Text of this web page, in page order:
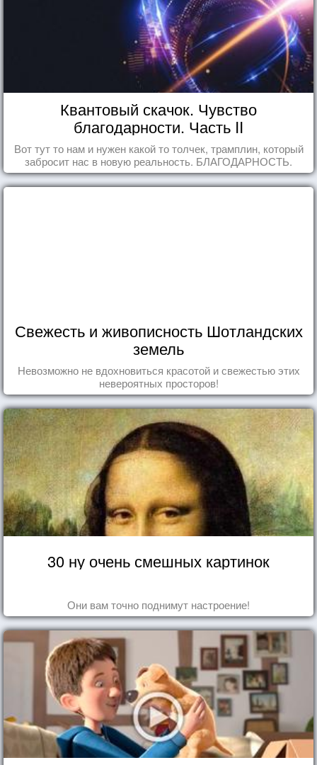
Квантовый скачок. Чувство
благодарности. Часть II
Вот тут то нам и нужен какой то толчек, трамплин, который
забросит нас в новую реальность. БЛАГОДАРНОСТЬ.
Свежесть и живописность Шотландских
земель
Невозможно не вдохновиться красотой и свежестью этих
невероятных просторов!
30 ну очень смешных картинок
Они вам точно поднимут настроение!